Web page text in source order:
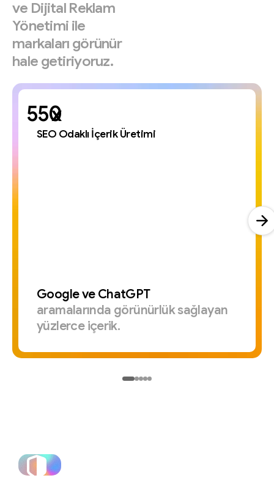
ve Dijital Reklam
Yönetimi ile
markaları görünür
hale getiriyoruz.
x
SEO Odaklı İçerik Üretimi
GoogleveChatGPT
aramalarında görünürlüksağlayan
yüzlerceiçerik.